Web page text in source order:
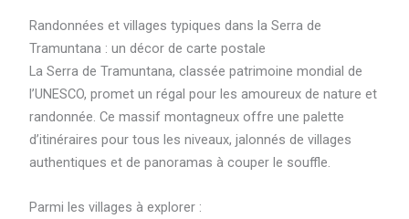
Randonnées et villages typiques dans la Serra de
Tramuntana : un décor de carte postale
La Serra de Tramuntana, classée patrimoine mondial de
l’UNESCO, promet un régal pour les amoureux de nature et
randonnée. Ce massif montagneux offre une palette
d’itinéraires pour tous les niveaux, jalonnés de villages
authentiques et de panoramas à couper le souffle.
Parmi les villages à explorer :